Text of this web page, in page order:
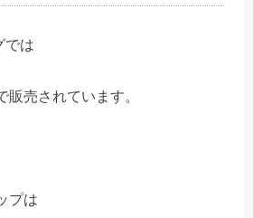
では
販売されています。
プは